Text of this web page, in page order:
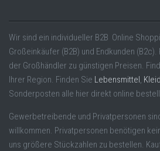
Wir sind ein individueller B2B Online
Großeinkäufer (B2B) und Endkunden
der Großhändler zu günstigen Preisen.
Ihrer Region. Finden Sie Lebensmittel ,
Sonderposten alle hier direkt online
Gewerbetreibende und Privatpersonen
willkommen. Privatpersonen benötigen
uns größere Stückzahlen zu bestellen.